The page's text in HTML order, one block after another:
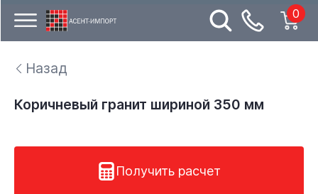
0
Назад
Коричневый гранит шириной 350 мм
Получить расчет